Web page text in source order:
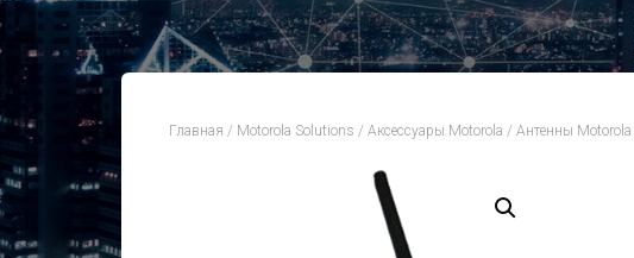
Главная / Motorola Solutions / Аксессуары Motorola / Антенны Motorola